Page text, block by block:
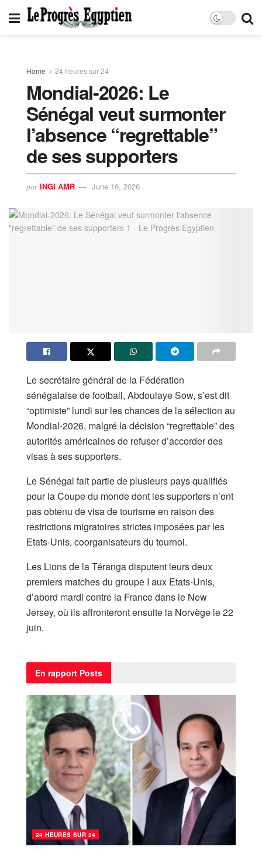
Home 24 heures sur 24
Mondial-2026: Le
Sénégal veut surmonter
l’absence “regrettable”
de ses supporters
par INGI AMR June 16, 2026
Le secrétaire général de la Fédération
sénégalaise de football, Abdoulaye Sow, s’est dit
“optimiste” lundi sur les chances de la sélection au
Mondial-2026, malgré la décision “regrettable” des
autorités américaines de refuser d’accorder des
visas à ses supporters.
Le Sénégal fait partie de plusieurs pays qualifiés
pour la Coupe du monde dont les supporters n’ont
pas obtenu de visa de tourisme en raison des
restrictions migratoires strictes imposées par les
Etats-Unis, coorganisateurs du tournoi.
Les Lions de la Téranga disputent leurs deux
premiers matches du groupe I aux Etats-Unis,
d’abord mardi contre la France dans le New
Jersey, où ils affronteront ensuite la Norvège le 22
juin.
En rapport Posts
24 HEURES SUR 24